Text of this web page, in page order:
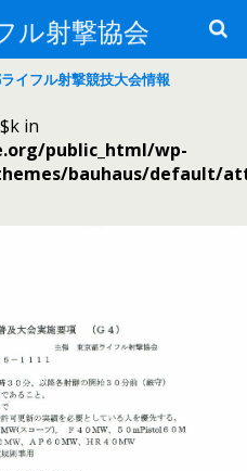
ル射撃協会
イフル射撃競技大会情報
in
public_html/wp-
bauhaus/default/